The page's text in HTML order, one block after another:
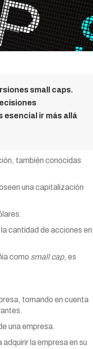
small caps.
esencial ir más allá
también conocidas
una capitalización
cantidad de acciones en
como small cap, es
tomando en cuenta
una empresa.
la empresa en su